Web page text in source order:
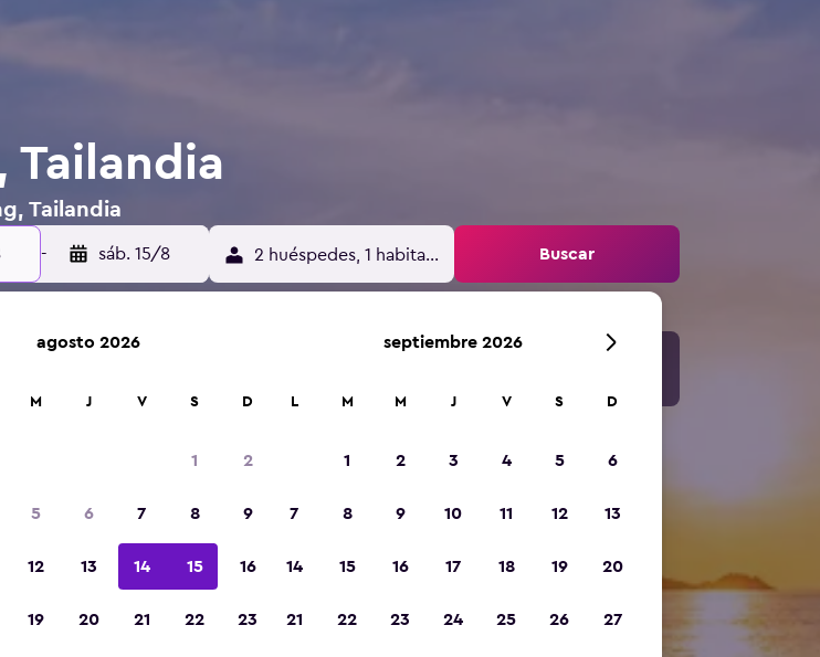
Tailandia
Tailandia
- sáb. 15/8 2 huéspedes, 1 habitación Buscar
y alojamientos.
agosto 2026
M J V S D
1 2
5 6 7 8 9
12 13 14 15 16
19 20 21 22 23
septiembre 2026
L M M J V S D
1 2 3 4 5 6
7 8 9 10 11 12 13
14 15 16 17 18 19 20
21 22 23 24 25 26 27